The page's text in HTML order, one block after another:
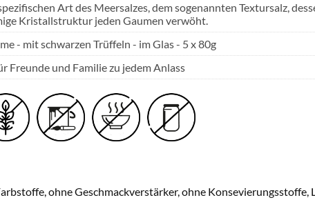
Art des Meersalzes, dem sogenannten Textursalz,
Kristallstruktur jeden Gaumen verwöht.
- mit schwarzen Trüffeln - im Glas - 5 x 80g
Freunde und Familie zu jedem Anlass
ohne Geschmackverstärker, ohne Konsevierungsstoffe,